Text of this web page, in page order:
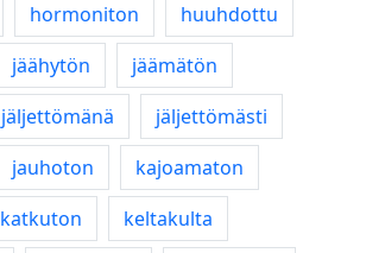
hormoniton
huuhdottu
jäähytön
jäämätön
jäljettömänä
jäljettömästi
jauhoton
kajoamaton
katkuton
keltakulta